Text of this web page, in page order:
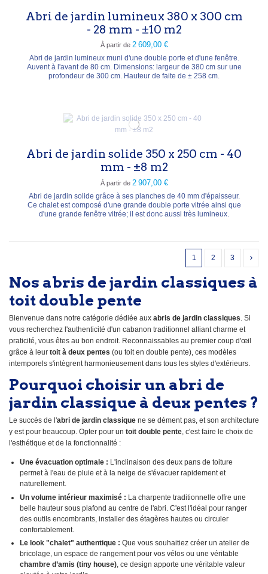
Abri de jardin lumineux 380 x 300 cm
- 28 mm - ±10 m2
À partir de 2 609,00 €
Abri de jardin lumineux muni d'une double porte et d'une fenêtre.
Auvent à l'avant de 80 cm. Dimensions: largeur de 380 cm sur une
profondeur de 300 cm. Hauteur de faite de ± 258 cm.
Abri de jardin solide 350 x 250 cm - 40
mm - ±8 m2
À partir de 2 907,00 €
Abri de jardin solide grâce à ses planches de 40 mm d'épaisseur.
Ce chalet est composé d'une grande double porte vitrée ainsi que
d'une grande fenêtre vitrée; il est donc aussi très lumineux.
1 2 3
Nos abris de jardin classiques à
toit double pente
Bienvenue dans notre catégorie dédiée aux abris de jardin classiques. Si
vous recherchez l'authenticité d'un cabanon traditionnel alliant charme et
praticité, vous êtes au bon endroit. Reconnaissables au premier coup d'œil
grâce à leur toit à deux pentes (ou toit en double pente), ces modèles
intemporels s'intègrent harmonieusement dans tous les styles d'extérieurs.
Pourquoi choisir un abri de
jardin classique à deux pentes ?
Le succès de l'abri de jardin classique ne se dément pas, et son architecture
y est pour beaucoup. Opter pour un toit double pente , c'est faire le choix de
l'esthétique et de la fonctionnalité :
Une évacuation optimale : L'inclinaison des deux pans de toiture
permet à l'eau de pluie et à la neige de s'évacuer rapidement et
naturellement.
Un volume intérieur maximisé : La charpente traditionnelle offre une
belle hauteur sous plafond au centre de l'abri. C'est l'idéal pour ranger
des outils encombrants, installer des étagères hautes ou circuler
confortablement.
Le look "chalet" authentique : Que vous souhaitiez créer un atelier de
bricolage, un espace de rangement pour vos vélos ou une véritable
chambre d’amis (tiny house) , ce design apporte une véritable valeur